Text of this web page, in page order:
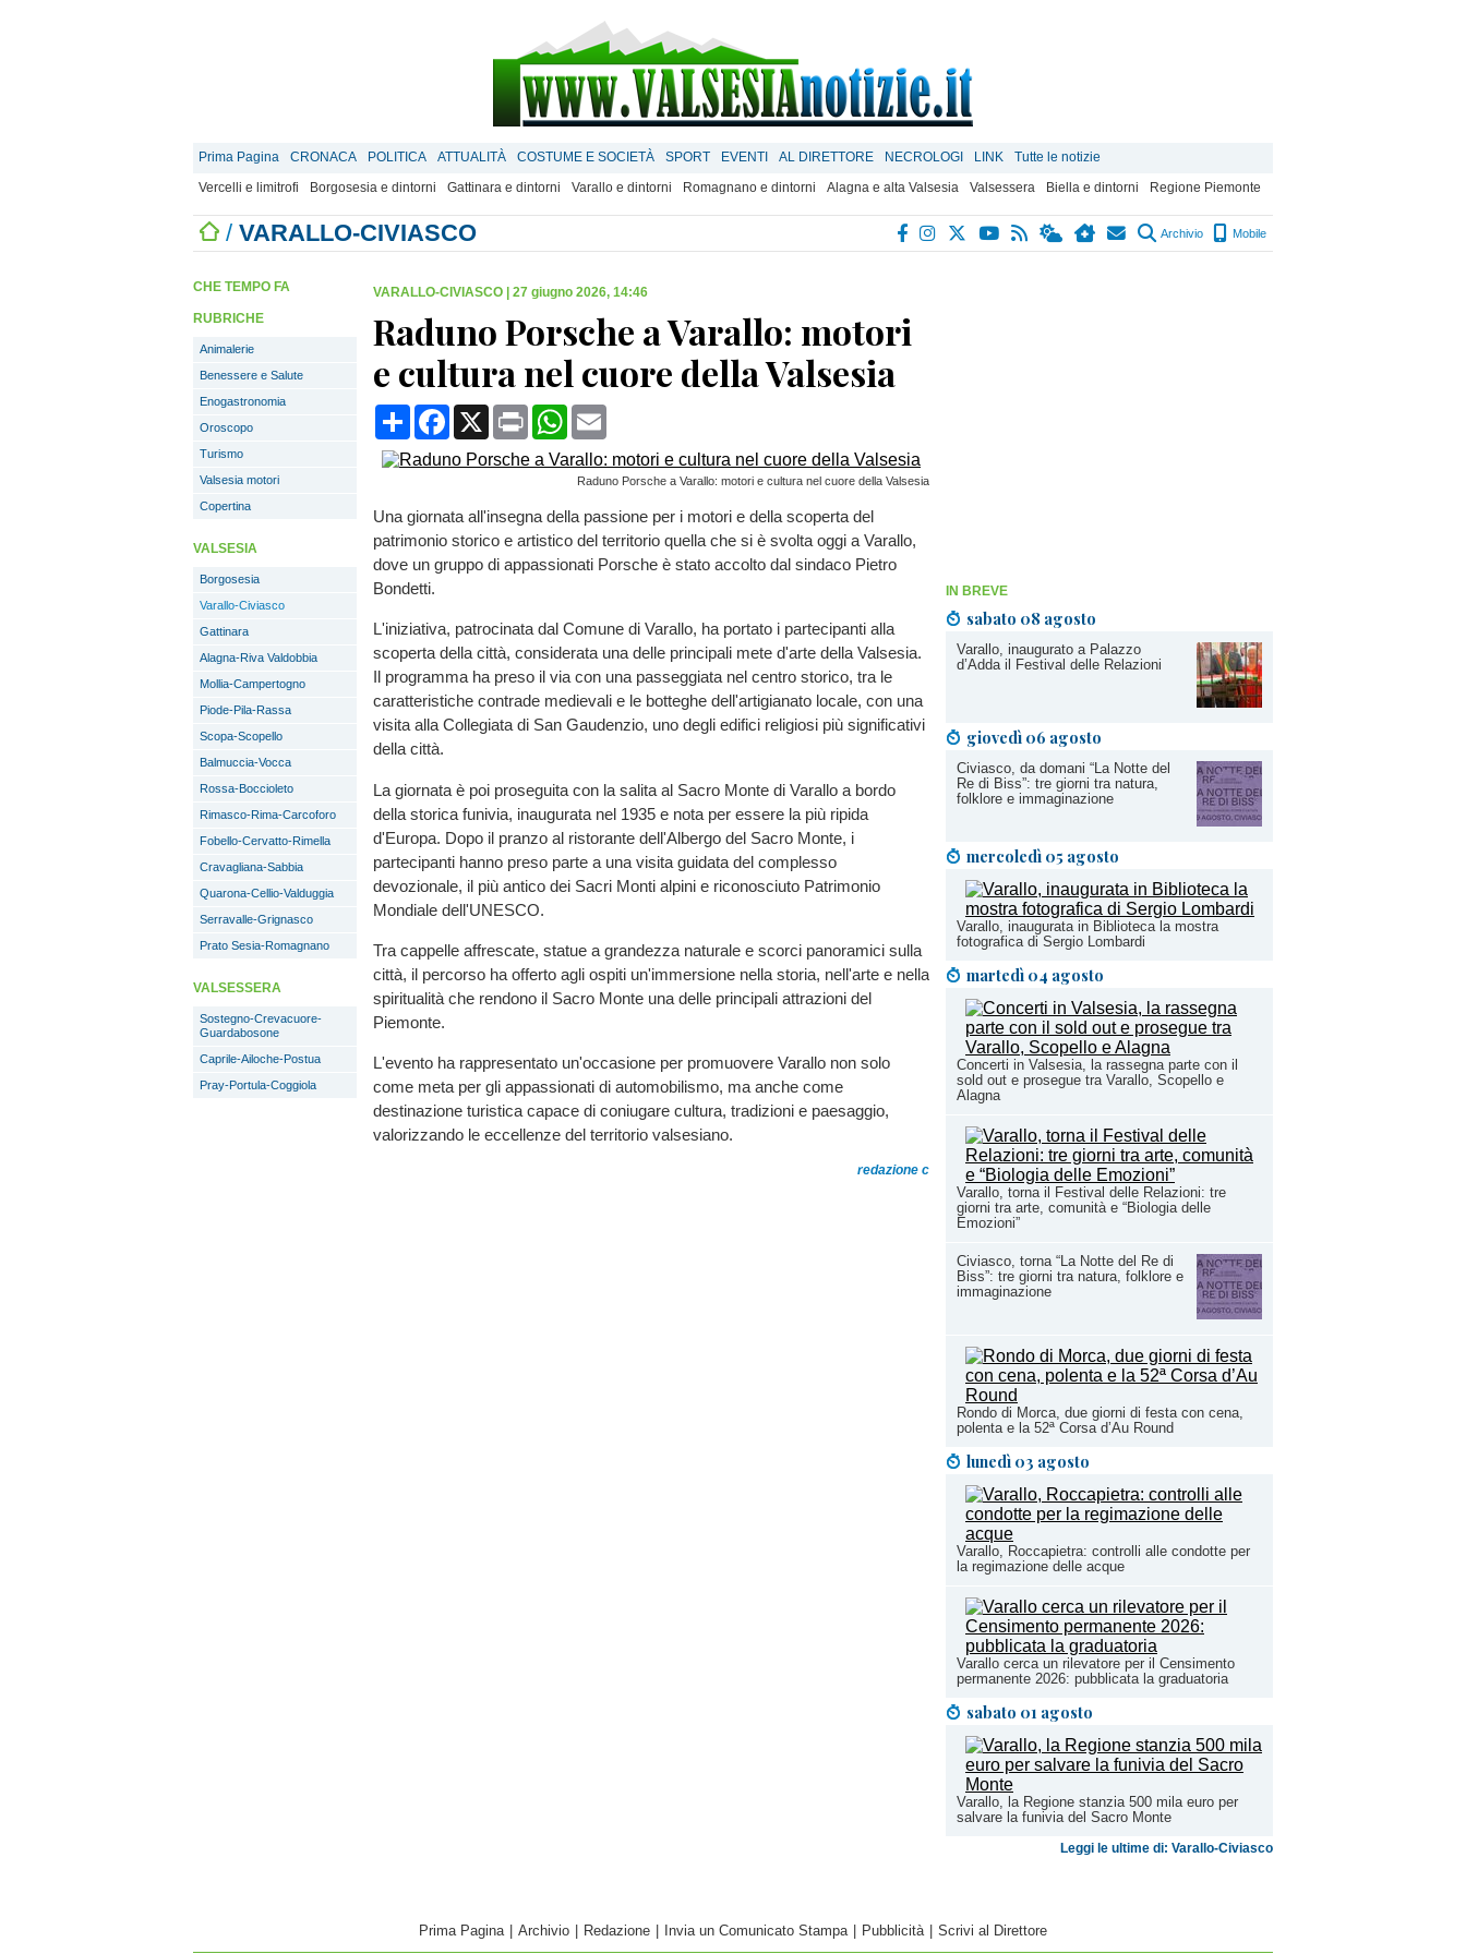
Prima Pagina CRONACA POLITICA ATTUALITÀ COSTUME E SOCIETÀ SPORT EVENTI AL DIRETTORE NECROLOGI LINK
Tutte le notizie
Vercelli e limitrofi
Borgosesia e dintorni Gattinara e dintorni Varallo e dintorni Romagnano e dintorni Alagna e alta Valsesia Valsessera Biella e dintorni Regione Piemonte
/ VARALLO-CIVIASCO Archivio Mobile
IN BREVE
sabato 08 agosto
Varallo, inaugurato a Palazzo
d’Adda il Festival delle Relazioni
giovedì 06 agosto
Civiasco, da domani “La Notte del
Re di Biss”: tre giorni tra natura,
folklore e immaginazione
mercoledì 05 agosto
Varallo, inaugurata in Biblioteca la mostra
fotografica di Sergio Lombardi
martedì 04 agosto
Concerti in Valsesia, la rassegna parte con il
sold out e prosegue tra Varallo, Scopello e
Alagna
Varallo, torna il Festival delle Relazioni: tre
giorni tra arte, comunità e “Biologia delle
Emozioni”
Civiasco, torna “La Notte del Re di
Biss”: tre giorni tra natura, folklore e
immaginazione
Rondo di Morca, due giorni di festa con cena,
polenta e la 52ª Corsa d’Au Round
lunedì 03 agosto
Varallo, Roccapietra: controlli alle condotte per
la regimazione delle acque
Varallo cerca un rilevatore per il Censimento
permanente 2026: pubblicata la graduatoria
sabato 01 agosto
Varallo, la Regione stanzia 500 mila euro per
salvare la funivia del Sacro Monte
Leggi le ultime di: Varallo-Civiasco
CHE TEMPO FA
RUBRICHE
Animalerie
Benessere e Salute
Enogastronomia
Oroscopo
Turismo
Valsesia motori
Copertina
VALSESIA
Borgosesia
Varallo-Civiasco
Gattinara
Alagna-Riva Valdobbia
Mollia-Campertogno
Piode-Pila-Rassa
Scopa-Scopello
Balmuccia-Vocca
Rossa-Boccioleto
Rimasco-Rima-Carcoforo
Fobello-Cervatto-Rimella
Cravagliana-Sabbia
Quarona-Cellio-Valduggia
Serravalle-Grignasco
Prato Sesia-Romagnano
VALSESSERA
Sostegno-Crevacuore-
Guardabosone
Caprile-Ailoche-Postua
Pray-Portula-Coggiola
VARALLO-CIVIASCO 27 giugno 2026, 14:46
Raduno Porsche a Varallo: motori
e cultura nel cuore della Valsesia
CondividiFacebook
X Print WhatsApp
Raduno Porsche a Varallo: motori e cultura nel cuore della Valsesia
Una giornata all'insegna della passione per i motori e della scoperta del
patrimonio storico e artistico del territorio quella che si è svolta oggi a Varallo,
dove un gruppo di appassionati Porsche è stato accolto dal sindaco Pietro
Bondetti.
L'iniziativa, patrocinata dal Comune di Varallo, ha portato i partecipanti alla
scoperta della città, considerata una delle principali mete d'arte della Valsesia.
Il programma ha preso il via con una passeggiata nel centro storico, tra le
caratteristiche contrade medievali e le botteghe dell'artigianato locale, con una
visita alla Collegiata di San Gaudenzio, uno degli edifici religiosi più significativi
della città.
La giornata è poi proseguita con la salita al Sacro Monte di Varallo a bordo
della storica funivia, inaugurata nel 1935 e nota per essere la più ripida
d'Europa. Dopo il pranzo al ristorante dell'Albergo del Sacro Monte, i
partecipanti hanno preso parte a una visita guidata del complesso
devozionale, il più antico dei Sacri Monti alpini e riconosciuto Patrimonio
Mondiale dell'UNESCO.
Tra cappelle affrescate, statue a grandezza naturale e scorci panoramici sulla
città, il percorso ha offerto agli ospiti un'immersione nella storia, nell'arte e nella
spiritualità che rendono il Sacro Monte una delle principali attrazioni del
Piemonte.
L'evento ha rappresentato un'occasione per promuovere Varallo non solo
come meta per gli appassionati di automobilismo, ma anche come
destinazione turistica capace di coniugare cultura, tradizioni e paesaggio,
valorizzando le eccellenze del territorio valsesiano.
redazione c
Prima Pagina Archivio Redazione Invia un Comunicato Stampa Pubblicità Scrivi al Direttore